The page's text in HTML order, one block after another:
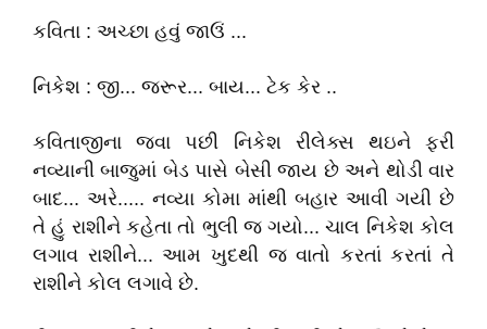
કવિતા : અચ્છા હવું જાઉં ...
નિકેશ : જી... જરૂર... બાય... ટેક કેર ..
કવિતાજીના જવા પછી નિકેશ રીલેક્સ થઇને ફરી
નવ્યાની બાજુમાં બેડ પાસે બેસી જાય છે અને થોડી વાર
બાદ... અરે..... નવ્યા કોમા માંથી બહાર આવી ગયી છે
તે હું રાશીને કહેતા તો ભુલી જ ગયો... ચાલ નિકેશ કોલ
લગાવ રાશીને... આમ ખુદથી જ વાતો કરતાં કરતાં તે
રાશીને કોલ લગાવે છે.